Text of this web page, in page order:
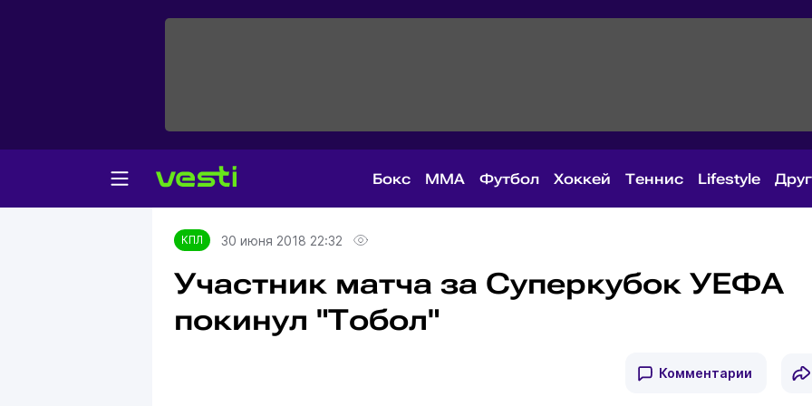
Бокс MMA Футбол Хоккей Теннис Lifestyle
Главная
КПЛ
КПЛ 30 июня 2018 22:32
Участник матча за Суперкубок УЕФА
покинул "Тобол"
Комментарии